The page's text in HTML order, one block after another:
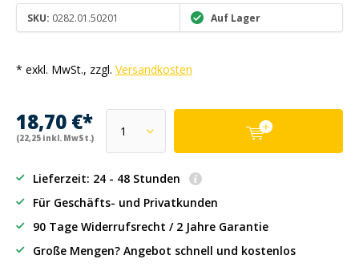
SKU: 0282.01.50201 Auf Lager
* exkl. MwSt., zzgl. Versandkosten
18,70 €*
(22,25 inkl. MwSt.)
Lieferzeit: 24 - 48 Stunden
Für Geschäfts- und Privatkunden
90 Tage Widerrufsrecht / 2 Jahre Garantie
Große Mengen? Angebot schnell und kostenlos